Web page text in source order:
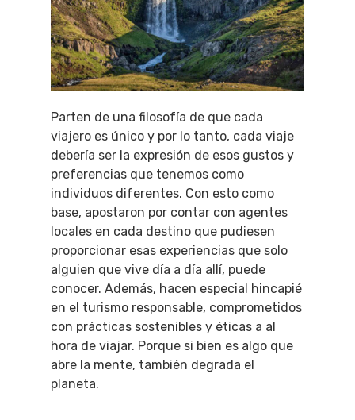
Parten de una filosofía de que cada
viajero es único y por lo tanto, cada viaje
debería ser la expresión de esos gustos y
preferencias que tenemos como
individuos diferentes. Con esto como
base, apostaron por contar con agentes
locales en cada destino que pudiesen
proporcionar esas experiencias que solo
alguien que vive día a día allí, puede
conocer. Además, hacen especial hincapié
en el turismo responsable, comprometidos
con prácticas sostenibles y éticas a al
hora de viajar. Porque si bien es algo que
abre la mente, también degrada el
planeta.